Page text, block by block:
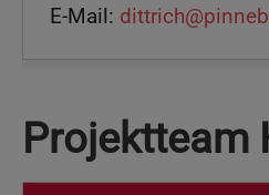
E-Mail:
Projektteam